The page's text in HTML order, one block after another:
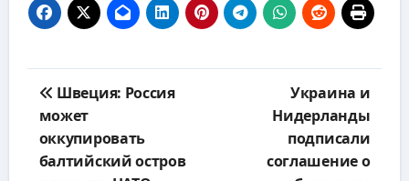
по
записям
Швеция: Россия
может
оккупировать
балтийский остров
Украина и
Нидерланды
подписали
соглашение о